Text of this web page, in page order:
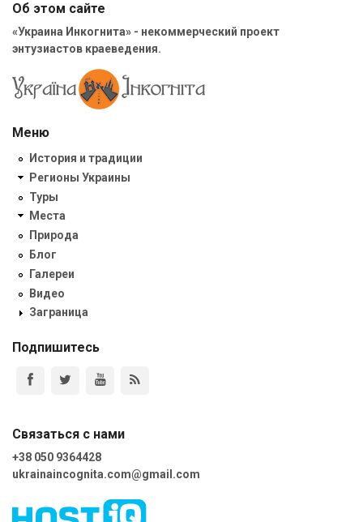
Об этом сайте
«Украина Инкогнита» - некоммерческий проект
энтузиастов краеведения.
Меню
История и традиции
Регионы Украины
Туры
Места
Природа
Блог
Галереи
Видео
Заграница
Подпишитесь
Связаться с нами
+38 050 9364428
ukrainaincognita.com@gmail.com